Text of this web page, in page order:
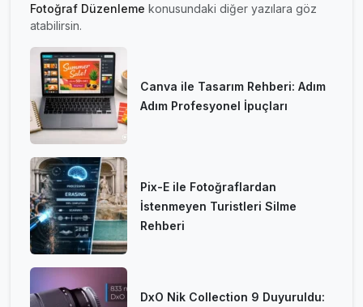
Fotoğraf Düzenleme konusundaki diğer yazılara göz
atabilirsin.
Canva ile Tasarım Rehberi: Adım
Adım Profesyonel İpuçları
Pix-E ile Fotoğraflardan
İstenmeyen Turistleri Silme
Rehberi
DxO Nik Collection 9 Duyuruldu: